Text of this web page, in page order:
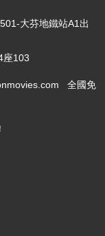
大芬地鐵站A1出
座103
全國免